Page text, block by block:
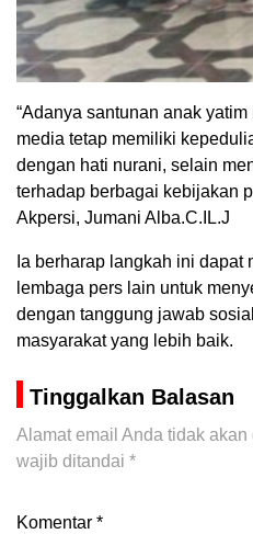
“Adanya santunan anak
media tetap memiliki
dengan hati nurani, selain
terhadap berbagai kebijakan
Akpersi, Jumani Alba.C.IL.J
Ia berharap langkah ini dapat
lembaga pers lain untuk
dengan tanggung jawab
masyarakat yang lebih baik.
Tinggalkan Balasan
Alamat email Anda tidak
wajib ditandai *
Komentar *